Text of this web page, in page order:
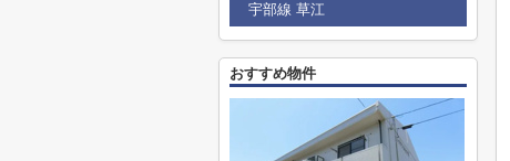
宇部線 草江
おすすめ物件